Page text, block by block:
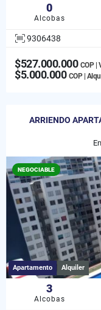
0
Alcobas
9306438
$527.000.000 COP |
$5.000.000 COP |
ARRIENDO
NEGOCIABLE
Apartamento Alquiler
3
Alcobas